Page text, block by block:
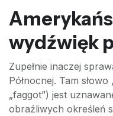
wydźwięk
Zupełnie inaczej
Północnej. Tam
„faggot”) jest
obraźliwych określeń